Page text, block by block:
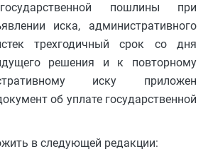
пошлины при
иска, административного
трехгодичный срок со дня
решения и к повторному
иску приложен
об уплате государственной
в следующей редакции: